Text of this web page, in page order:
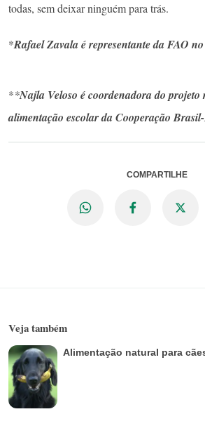
todas, sem deixar ninguém para trás.
*Rafael Zavala é representante da FAO
**Najla Veloso é coordenadora do projeto
alimentação escolar da Cooperação Brasil-
COMPARTILHE
Veja também
Alimentação natural para